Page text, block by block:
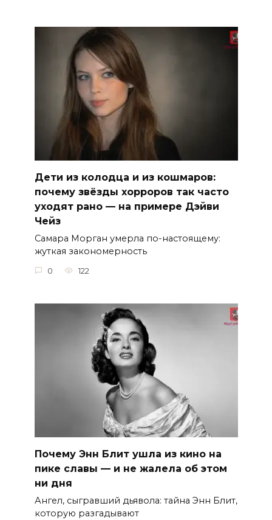
Дети из колодца и из кошмаров:
почему звёзды хорроров так часто
уходят рано — на примере Дэйви
Чейз
Самара Морган умерла по-настоящему:
жуткая закономерность
0 122
Почему Энн Блит ушла из кино на
пике славы — и не жалела об этом
ни дня
Ангел, сыгравший дьявола: тайна Энн Блит,
которую разгадывают